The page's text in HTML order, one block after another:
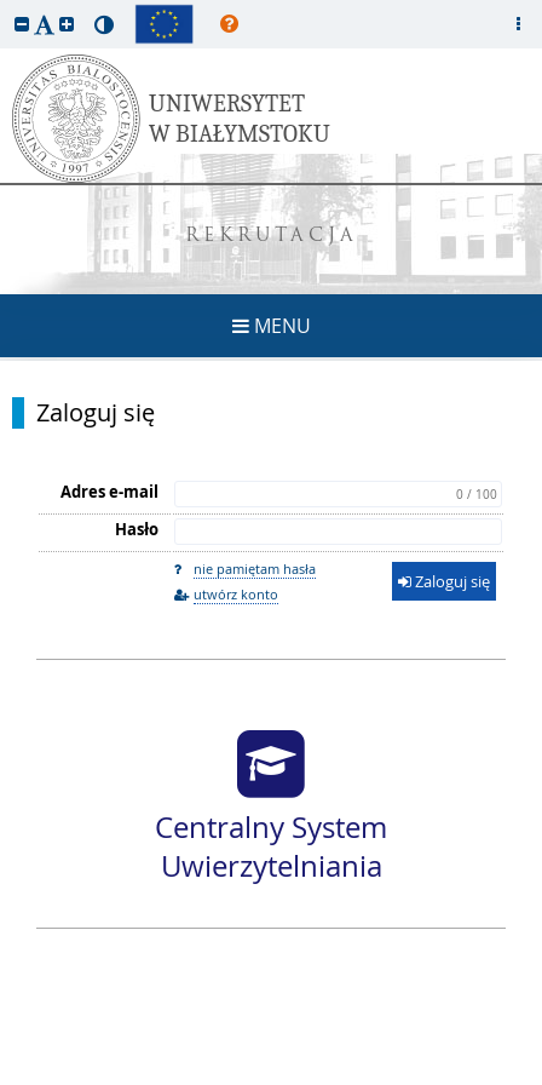
REKRUTACJA
MENU
Zaloguj się
Adres e-mail 0 / 100
Hasło
nie pamiętam hasła
utwórz konto
Zaloguj się
Centralny System
Uwierzytelniania